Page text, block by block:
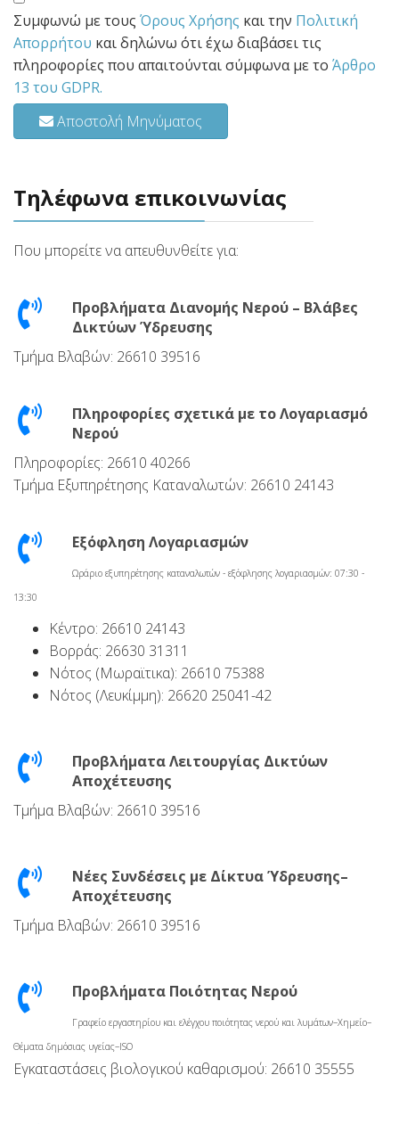
Συμφωνώ με τους Όρους Χρήσης και την Πολιτική
Απορρήτου και δηλώνω ότι έχω διαβάσει τις
πληροφορίες που απαιτούνται σύμφωνα με το Άρθρο
13 του GDPR.
Αποστολή Μηνύματος
Τηλέφωνα επικοινωνίας
Που μπορείτε να απευθυνθείτε για:
Προβλήματα Διανομής Νερού – Βλάβες
Δικτύων Ύδρευσης
Τμήμα Βλαβών: 26610 39516
Πληροφορίες σχετικά με το Λογαριασμό
Νερού
Πληροφορίες: 26610 40266
Τμήμα Εξυπηρέτησης Καταναλωτών: 26610 24143
Εξόφληση Λογαριασμών
Ωράριο εξυπηρέτησης καταναλωτών - εξόφλησης λογαριασμών: 07:30 -
13:30
Κέντρο: 26610 24143
Βορράς: 26630 31311
Νότος (Μωραϊτικα): 26610 75388
Νότος (Λευκίμμη): 26620 25041-42
Προβλήματα Λειτουργίας Δικτύων
Αποχέτευσης
Τμήμα Βλαβών: 26610 39516
Νέες Συνδέσεις με Δίκτυα Ύδρευσης–
Αποχέτευσης
Τμήμα Βλαβών: 26610 39516
Προβλήματα Ποιότητας Νερού
Γραφείο εργαστηρίου και ελέγχου ποιότητας νερού και λυμάτων–Χημείο–
Θέματα δημόσιας υγείας–ISO
Εγκαταστάσεις βιολογικού καθαρισμού: 26610 35555